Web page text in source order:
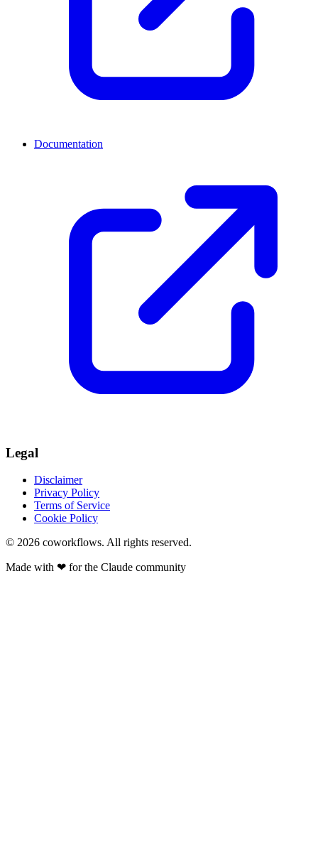
Documentation
Legal
Disclaimer
Privacy Policy
Terms of Service
Cookie Policy
© 2026 coworkflows. All rights reserved.
Made with ❤ for the Claude community